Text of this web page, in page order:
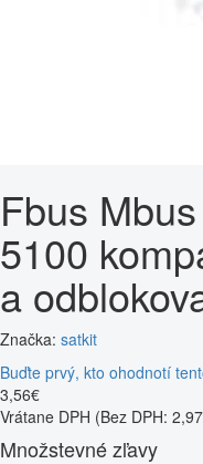
Fbus
5100
a
Značka: satkit
Buďte prvý, kto ohodnotí
3,56€
Vrátane DPH (Bez DPH:
Množstevné zľavy